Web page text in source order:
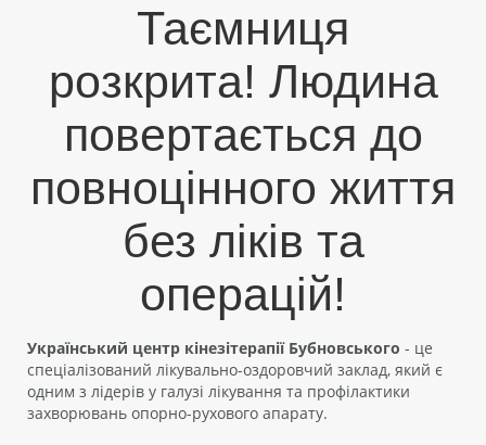
Таємниця
розкрита! Людина
повертається до
повноцінного життя
без ліків та
операцій!
Український центр кінезітерапії Бубновського - це
спеціалізований лікувально-оздоровчий заклад, який є
одним з лідерів у галузі лікування та профілактики
захворювань опорно-рухового апарату.